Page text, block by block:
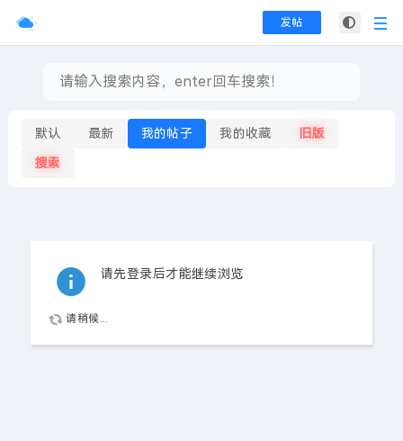
发帖
默认 最新 我的帖子 我的收藏 旧版
搜索
请先登录后才能继续浏览
请稍候...